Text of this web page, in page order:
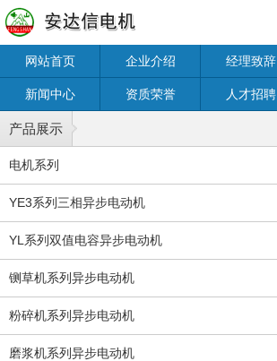
网站首页 企业介绍 经理致辞
新闻中心 资质荣誉 人才招聘
产品展示
电机系列
YE3系列三相异步电动机
YL系列双值电容异步电动机
铡草机系列异步电动机
粉碎机系列异步电动机
磨浆机系列异步电动机